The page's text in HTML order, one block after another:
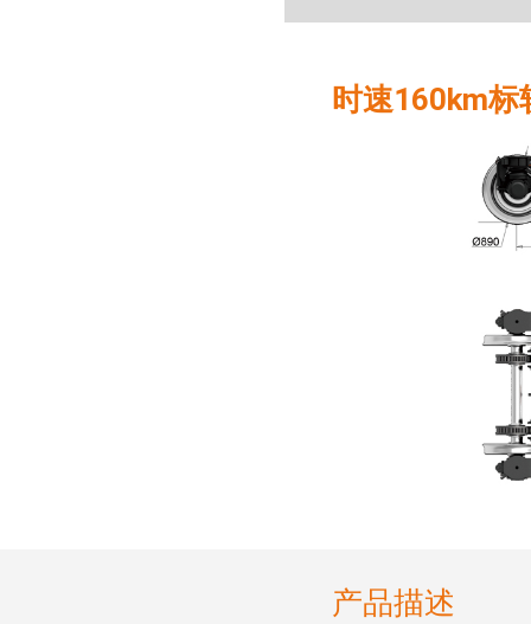
时速160km标
产品描述